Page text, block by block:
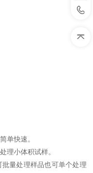
单快速。
理小体积试样。
量处理样品也可单个处理